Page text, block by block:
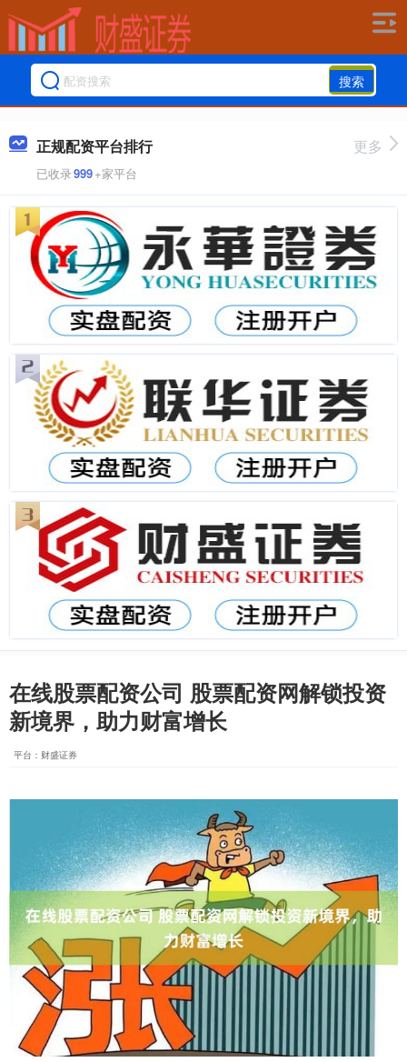
搜索
正规配资平台排行
已收录999+家平台
更多
在线股票配资公司 股票配资网解锁投资
新境界，助力财富增长
平台：财盛证券